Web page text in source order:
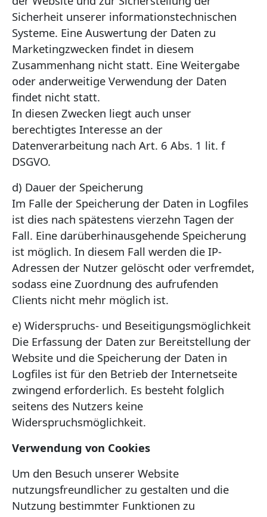
Sicherheit unserer informationstechnischen
Systeme. Eine Auswertung der Daten zu
Marketingzwecken findet in diesem
Zusammenhang nicht statt. Eine Weitergabe
oder anderweitige Verwendung der Daten
findet nicht statt.
In diesen Zwecken liegt auch unser
berechtigtes Interesse an der
Datenverarbeitung nach Art. 6 Abs. 1 lit. f
DSGVO.
d) Dauer der Speicherung
Im Falle der Speicherung der Daten in Logfiles
ist dies nach spätestens vierzehn Tagen der
Fall. Eine darüberhinausgehende Speicherung
ist möglich. In diesem Fall werden die IP-
Adressen der Nutzer gelöscht oder verfremdet,
sodass eine Zuordnung des aufrufenden
Clients nicht mehr möglich ist.
e) Widerspruchs- und Beseitigungsmöglichkeit
Die Erfassung der Daten zur Bereitstellung der
Website und die Speicherung der Daten in
Logfiles ist für den Betrieb der Internetseite
zwingend erforderlich. Es besteht folglich
seitens des Nutzers keine
Widerspruchsmöglichkeit.
Verwendung von Cookies
Um den Besuch unserer Website
nutzungsfreundlicher zu gestalten und die
Nutzung bestimmter Funktionen zu